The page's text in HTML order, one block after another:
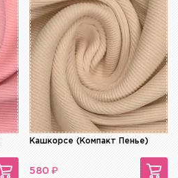
Кашкорсе (Компакт Пенье)
580 ₽